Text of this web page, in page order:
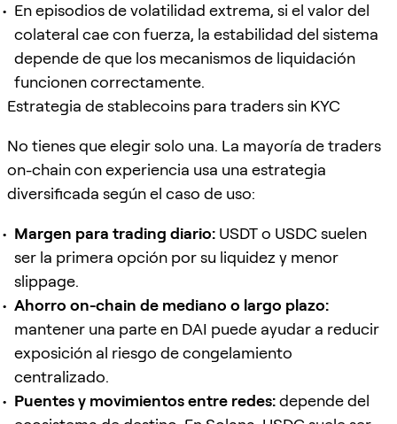
En episodios de volatilidad extrema, si el valor del
colateral cae con fuerza, la estabilidad del sistema
depende de que los mecanismos de liquidación
funcionen correctamente.
Estrategia de stablecoins para traders sin KYC
No tienes que elegir solo una. La mayoría de traders
on-chain con experiencia usa una estrategia
diversificada según el caso de uso:
Margen para trading diario: USDT o USDC suelen
ser la primera opción por su liquidez y menor
slippage.
Ahorro on-chain de mediano o largo plazo:
mantener una parte en DAI puede ayudar a reducir
exposición al riesgo de congelamiento
centralizado.
Puentes y movimientos entre redes:depende del